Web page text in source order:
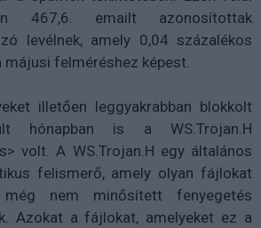
467,6. emailt azonosítottak
levélnek, amely 0,04 százalékos
májusi felméréshez képest.
illetően leggyakrabban blokkolt
hónapban is a WS.Trojan.H
volt. A WS.Trojan.H egy általános
felismerő, amely olyan fájlokat
még nem minősített fenyegetés
Azokat a fájlokat, amelyeket ez a